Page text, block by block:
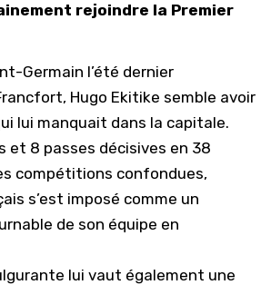
rejoindre la Premier
Germain l’été dernier
, Hugo Ekitike semble avoir
lui manquait dans la capitale.
et 8 passes décisives en 38
compétitions confondues,
s’est imposé comme un
de son équipe en
lui vaut également une